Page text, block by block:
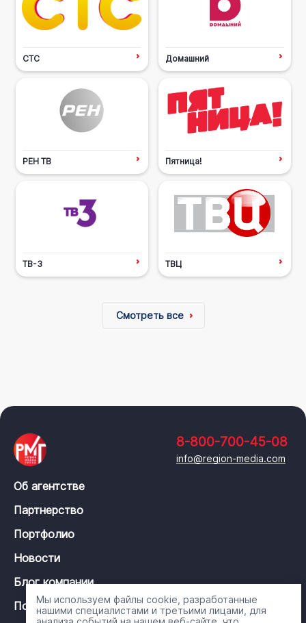
СТС Домашний
РЕН ТВ Пятница!
ТВ-3 ТВЦ
Смотреть все
8-800-700-45-08
info@region-media.com
Об агентстве
Партнерство
Портфолио
Новости
Блог компании
Политика конфиденциальности
Мы используем файлы cookie, разработанные
нашими специалистами и третьими лицами, для